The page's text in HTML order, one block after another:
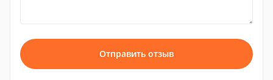
Отправить отзыв